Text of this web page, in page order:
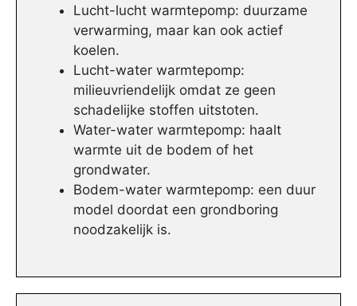
Lucht-lucht warmtepomp: duurzame
verwarming, maar kan ook actief
koelen.
Lucht-water warmtepomp:
milieuvriendelijk omdat ze geen
schadelijke stoffen uitstoten.
Water-water warmtepomp: haalt
warmte uit de bodem of het
grondwater.
Bodem-water warmtepomp: een duur
model doordat een grondboring
noodzakelijk is.